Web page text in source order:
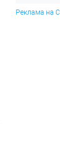
Реклама на